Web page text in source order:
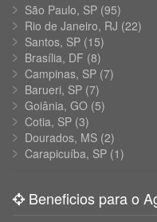
São Paulo, SP (95)
Rio de Janeiro, RJ (22)
Santos, SP (15)
Brasília, DF (8)
Campinas, SP (7)
Barueri, SP (7)
Goiânia, GO (5)
Cotia, SP (3)
Dourados, MS (2)
Carapicuíba, SP (1)
Beneficios para o